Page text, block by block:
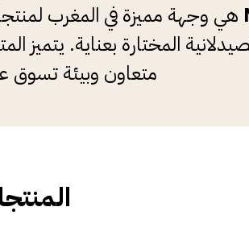
هي وجهة مميزة في المغرب
المختارة بعناية. يتميز
متعاون وبيئة تسوق